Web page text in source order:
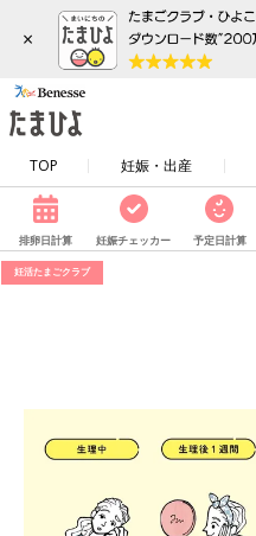
×
TOP 妊娠・出産
排卵日計算 妊娠チェッカー 予定日計算
妊活たまごクラブ